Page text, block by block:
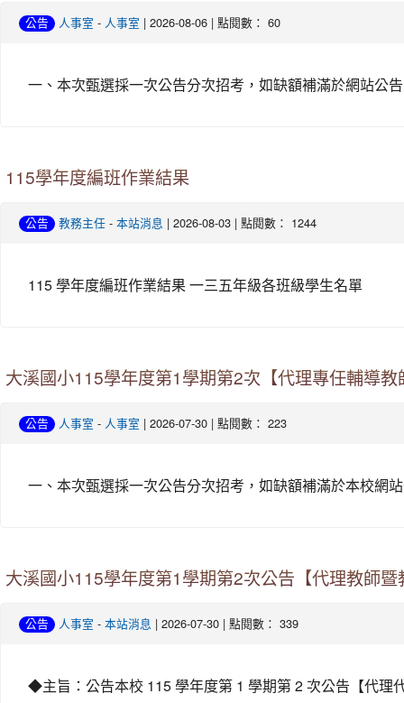
公告 人事室 - 人事室 | 2026-08-06 | 點閱數： 60
一、本次甄選採一次公告分次招考，如缺額補滿於網站公
115學年度編班作業結果
公告 教務主任 - 本站消息 | 2026-08-03 | 點閱數： 1244
115 學年度編班作業結果 一三五年級各班級學生名單
大溪國小115學年度第1學期第2次【代理專任輔導
公告 人事室 - 人事室 | 2026-07-30 | 點閱數： 223
一、本次甄選採一次公告分次招考，如缺額補滿於本校網
大溪國小115學年度第1學期第2次公告【代理教師
公告 人事室 - 本站消息 | 2026-07-30 | 點閱數： 339
◆主旨：公告本校 115 學年度第 1 學期第 2 次公告【代理